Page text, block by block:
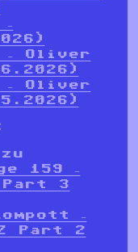
– Oliver
– Oliver
159 –
Part 3
–
Part 2